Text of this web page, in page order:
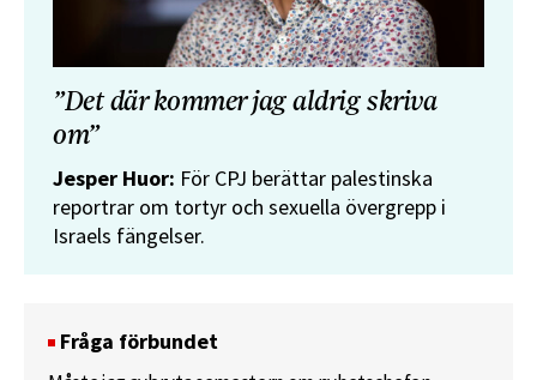
”Det där kommer jag aldrig skriva
om”
Jesper Huor: För CPJ berättar palestinska
reportrar om tortyr och sexuella övergrepp i
Israels fängelser.
Fråga förbundet